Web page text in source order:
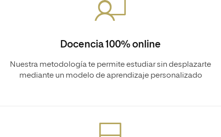
Docencia 100% online
Nuestra metodología te permite estudiar sin desplazarte
mediante un modelo de aprendizaje personalizado